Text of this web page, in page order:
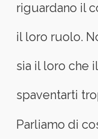
riguardano il
il loro ruolo.
sia il loro che
spaventarti
Parliamo di